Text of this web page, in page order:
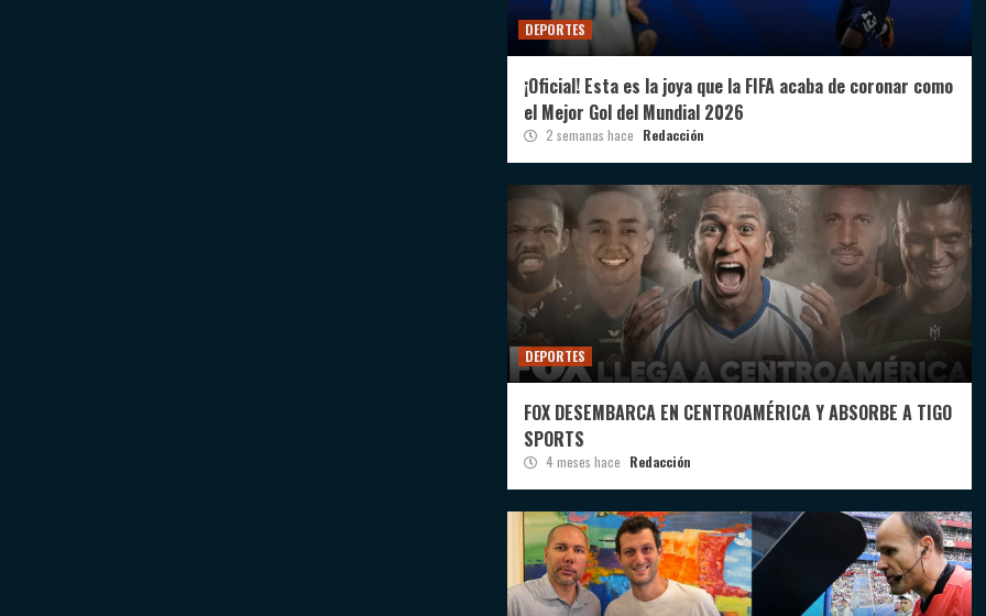
DEPORTES
¡Oficial! Esta es la joya que la FIFA acaba de coronar como
el Mejor Gol del Mundial 2026
2 semanas hace Redacción
DEPORTES
FOX DESEMBARCA EN CENTROAMÉRICA Y ABSORBE A TIGO
SPORTS
4 meses hace Redacción